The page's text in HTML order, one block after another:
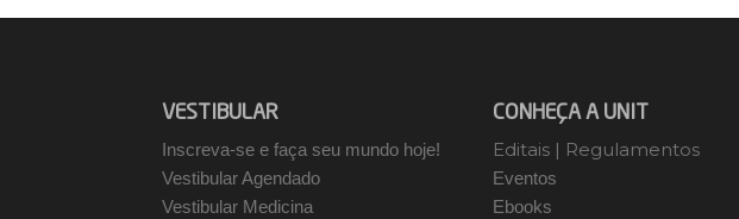
VESTIBULAR
Inscreva-se e faça seu mundo hoje!
Vestibular Agendado
Vestibular Medicina
CONHEÇA A UNIT
Editais | Regulamentos
Eventos
Ebooks